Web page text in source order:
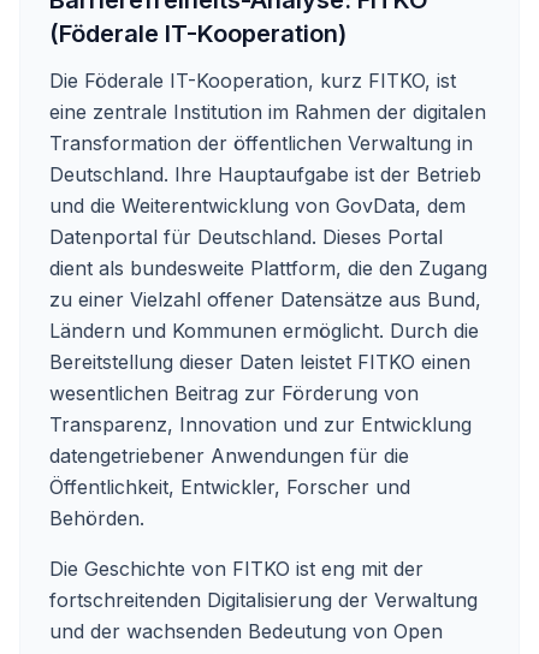
(Föderale IT-Kooperation)
Die Föderale IT-Kooperation, kurz FITKO, ist
eine zentrale Institution im Rahmen der digitalen
Transformation der öffentlichen Verwaltung in
Deutschland. Ihre Hauptaufgabe ist der Betrieb
und die Weiterentwicklung von GovData, dem
Datenportal für Deutschland. Dieses Portal
dient als bundesweite Plattform, die den Zugang
zu einer Vielzahl offener Datensätze aus Bund,
Ländern und Kommunen ermöglicht. Durch die
Bereitstellung dieser Daten leistet FITKO einen
wesentlichen Beitrag zur Förderung von
Transparenz, Innovation und zur Entwicklung
datengetriebener Anwendungen für die
Öffentlichkeit, Entwickler, Forscher und
Behörden.
Die Geschichte von FITKO ist eng mit der
fortschreitenden Digitalisierung der Verwaltung
und der wachsenden Bedeutung von Open